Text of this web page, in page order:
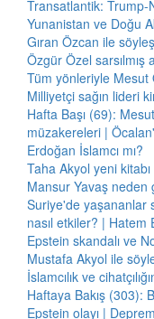
Transatlantik: Trump-
Yunanistan ve Doğu
Gıran Özcan ile
Özgür Özel sarsılmış
Tüm yönleriyle Mesut
Milliyetçi sağın lideri
Hafta Başı (69):
müzakereleri |
Erdoğan İslamcı mı?
Taha Akyol yeni
Mansur Yavaş neden
Suriye'de yaşananlar
nasıl etkiler? | Hatem
Epstein skandalı ve
Mustafa Akyol ile
İslamcılık ve
Haftaya Bakış (303):
Epstein olayı |